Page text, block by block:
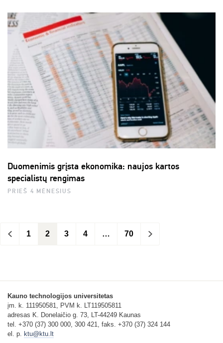
Duomenimis grįsta ekonomika: naujos kartos
specialistų rengimas
PRIEŠ 4 MĖNESIUS
< 1 2 3 4 … 70 >
Kauno technologijos universitetas
įm. k. 111950581, PVM k. LT119505811
adresas K. Donelaičio g. 73, LT-44249 Kaunas
tel. +370 (37) 300 000, 300 421, faks. +370 (37) 324 144
el. p. ktu@ktu.lt